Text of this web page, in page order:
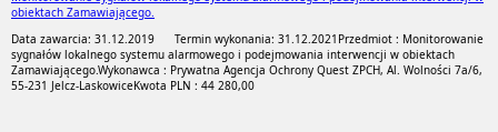
obiektach Zamawiającego.
Data zawarcia: 31.12.2019 Termin wykonania: 31.12.2021 Przedmiot : Monitorowanie
sygnałów lokalnego systemu alarmowego i podejmowania interwencji w obiektach
Zamawiającego.Wykonawca : Prywatna Agencja Ochrony Quest ZPCH, Al. Wolności 7a/6,
55-231 Jelcz-LaskowiceKwota PLN : 44 280,00